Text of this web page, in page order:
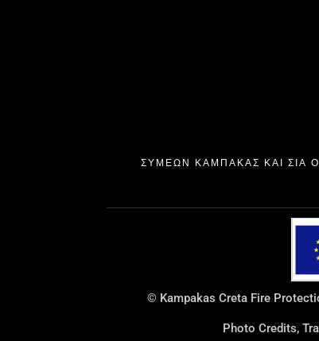
ΣΥΜΕΩΝ ΚΑΜΠΑΚΑΣ ΚΑΙ ΣΙΑ
© Kampakas Creta Fire
Photo Credits,